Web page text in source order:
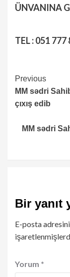
ÜNVANINA
TEL : 051 777
Continue
Previous
MM sədri
çıxış edib
MM sədri
Bir yanıt
E-posta
Yorum *